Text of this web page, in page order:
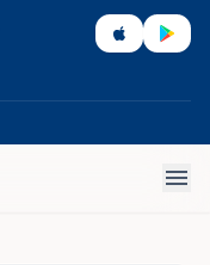
menu